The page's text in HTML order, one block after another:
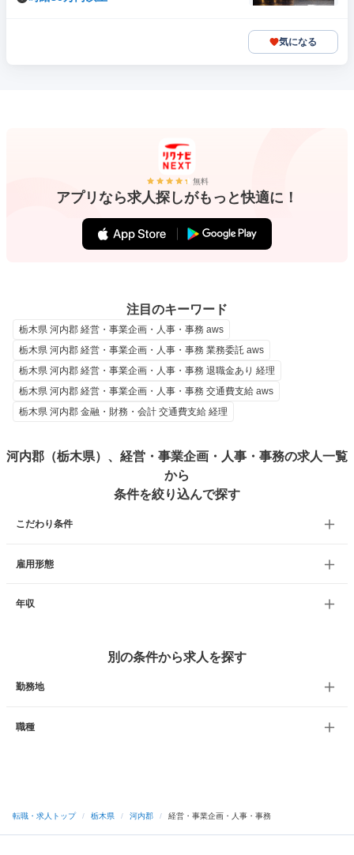
気になる
無料
アプリなら求人探しがもっと快適に！
注目のキーワード
栃木県 河内郡 経営・事業企画・人事・事務 aws
栃木県 河内郡 経営・事業企画・人事・事務 業務委託 aws
栃木県 河内郡 経営・事業企画・人事・事務 退職金あり 経理
栃木県 河内郡 経営・事業企画・人事・事務 交通費支給 aws
栃木県 河内郡 金融・財務・会計 交通費支給 経理
河内郡（栃木県）、経営・事業企画・人事・事務の求人一覧
から
条件を絞り込んで探す
こだわり条件
雇用形態
年収
別の条件から求人を探す
勤務地
職種
転職・求人トップ / 栃木県 / 河内郡 / 経営・事業企画・人事・事務